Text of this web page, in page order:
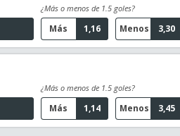
¿Más o menos de 1.5 goles?
1,16
Más 3,30
Menos
¿Más o menos de 1.5 goles?
1,14
Más 3,45
Menos